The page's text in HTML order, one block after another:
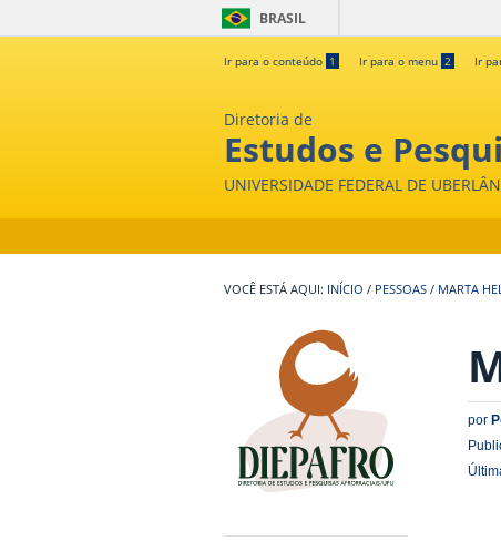
BRASIL
Ir para o conteúdo 1 Ir para o menu 2 Ir
Diretoria de
Estudos e
UNIVERSIDADE FEDERAL DE
INÍCIO / PESSOAS / MARTA
por